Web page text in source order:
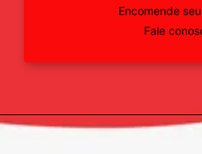
Encomende
Fale